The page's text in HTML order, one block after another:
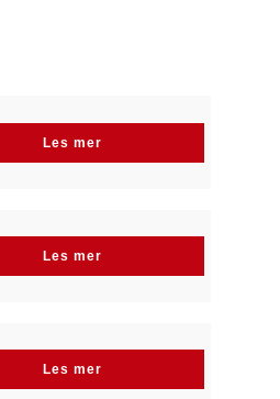
Les mer
Les mer
Les mer